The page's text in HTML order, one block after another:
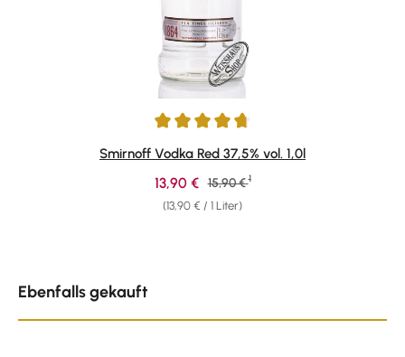
Durchschnittliche Bewertung von 4.68 von 5 Sternen
Smirnoff Vodka Red 37,5% vol. 1,0l
(13,90 € / 1 Liter)
Verkaufspreis:
13,90 € Regulärer Preis:
15,90 € 1
Ebenfalls gekauft